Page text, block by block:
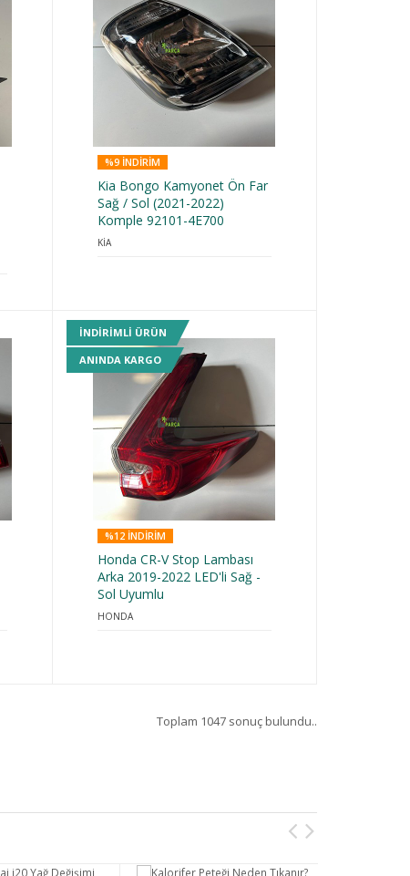
%9 INDIRIM
Kia Bongo Kamyonet Ön Far
Sağ / Sol (2021-2022)
Komple 92101-4E700
KİA
INDIRIMLI ÜRÜN
ANINDA KARGO
%12 INDIRIM
Honda CR-V Stop Lambası
Arka 2019-2022 LED'li Sağ -
Sol Uyumlu
HONDA
Toplam 1047 sonuç bulundu..